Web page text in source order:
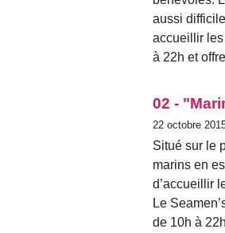
aussi
accueillir
à 22h et
02 -
22 octobre
Situé sur le
marins en
d’accueillir
Le
de 10h à